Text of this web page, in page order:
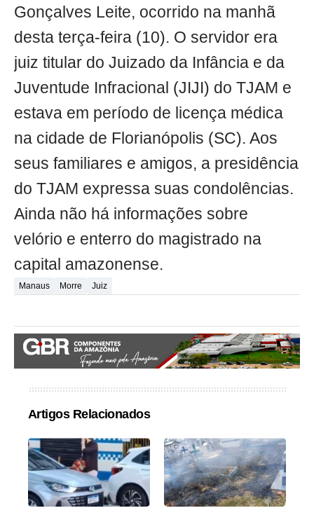
Gonçalves Leite, ocorrido na manhã
desta terça-feira (10). O servidor era
juiz titular do Juizado da Infância e da
Juventude Infracional (JIJI) do TJAM e
estava em período de licença médica
na cidade de Florianópolis (SC). Aos
seus familiares e amigos, a presidência
do TJAM expressa suas condolências.
Ainda não há informações sobre
velório e enterro do magistrado na
capital amazonense.
Manaus Morre Juiz
Artigos Relacionados